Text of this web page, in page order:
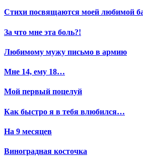
Стихи посвящаются моей любимой
За что мне эта боль?!
Любимому мужу письмо в армию
Мне 14, ему 18…
Мой первый поцелуй
Как быстро я в тебя влюбился…
На 9 месяцев
Виноградная косточка